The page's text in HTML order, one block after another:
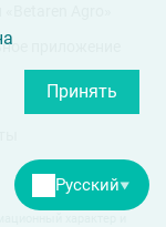
при
сада, –
Агрохим»
Agro»
приложение
Русский▼
Принять